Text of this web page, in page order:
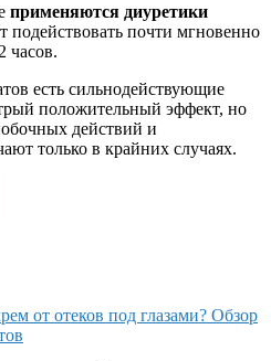
применяются диуретики
подействовать почти мгновенно
часов.
есть сильнодействующие
положительный эффект, но
действий и
только в крайних случаях.
от отеков под глазами? Обзор